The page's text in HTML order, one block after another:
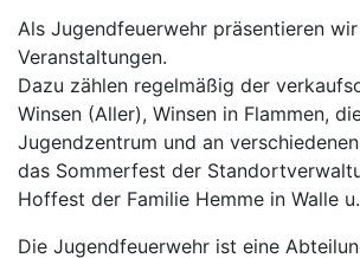
Als Jugendfeuerwehr präsentieren
Veranstaltungen.
Dazu zählen regelmäßig der
Winsen (Aller), Winsen in Flammen,
Jugendzentrum und an
das Sommerfest der
Hoffest der Familie Hemme in Walle
Die Jugendfeuerwehr ist eine